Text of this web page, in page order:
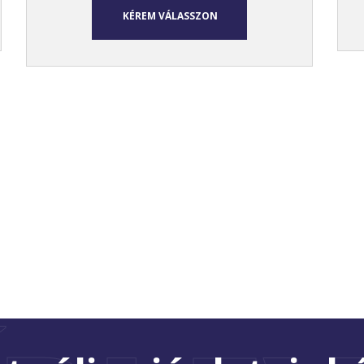
KÉREM VÁLASSZON